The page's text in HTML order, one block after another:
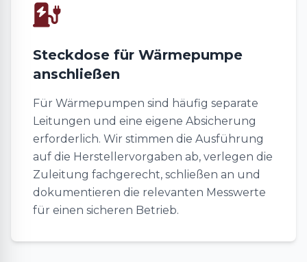
Steckdose für Wärmepumpe
anschließen
Für Wärmepumpen sind häufig separate
Leitungen und eine eigene Absicherung
erforderlich. Wir stimmen die Ausführung
auf die Herstellervorgaben ab, verlegen die
Zuleitung fachgerecht, schließen an und
dokumentieren die relevanten Messwerte
für einen sicheren Betrieb.